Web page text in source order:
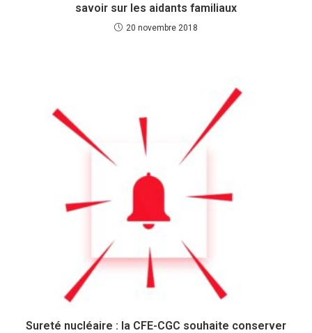
savoir sur les aidants familiaux
20 novembre 2018
Sureté nucléaire : la CFE-CGC souhaite conserver